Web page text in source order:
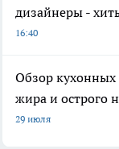
дизайнеры -
16:40
Обзор кухонных
жира и острого
29 июля